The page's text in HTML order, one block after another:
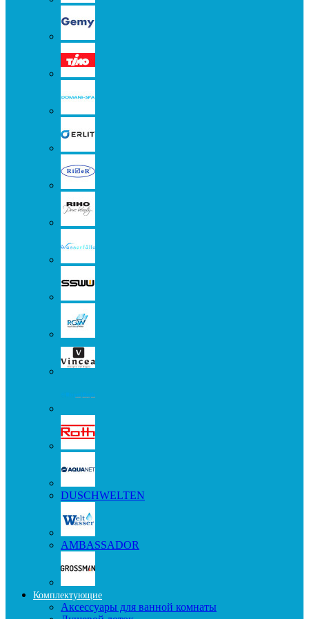
DUSCHWELTEN
AMBASSADOR
Комплектующие
Аксессуары для ванной комнаты